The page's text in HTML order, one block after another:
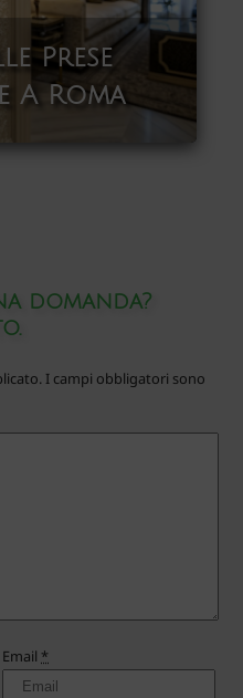
Prese
A Roma
domanda?
I campi obbligatori sono
Email *